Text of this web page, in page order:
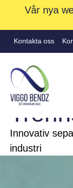
Vår nya
Kontakta oss
BRAND
Innovativ
industri